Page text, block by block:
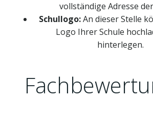
vollständige Adresse
Schullogo:An dieser Stelle
Logo Ihrer Schule
hinterlegen.